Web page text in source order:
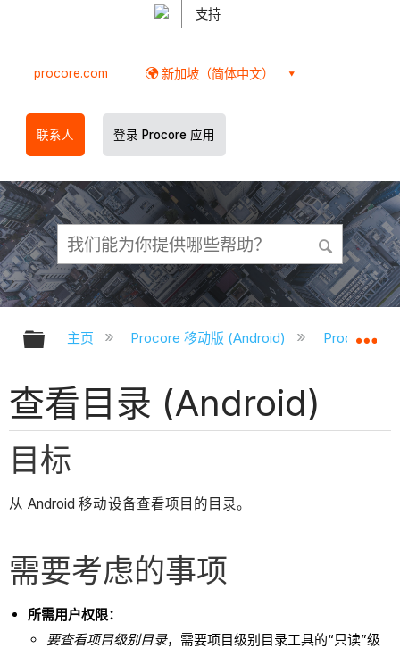
支持
procore.com 新加坡（简体中文）
联系人 登录 Procore 应用
扩展/隐缩全局层次
主页 Procore 移动版 (Android) Procore
查看目录 (Android)
目标
从 Android 移动设备查看项目的目录。
需要考虑的事项
所需用户权限：
要查看项目级别目录，需要项目级别目录工具的“只读”级